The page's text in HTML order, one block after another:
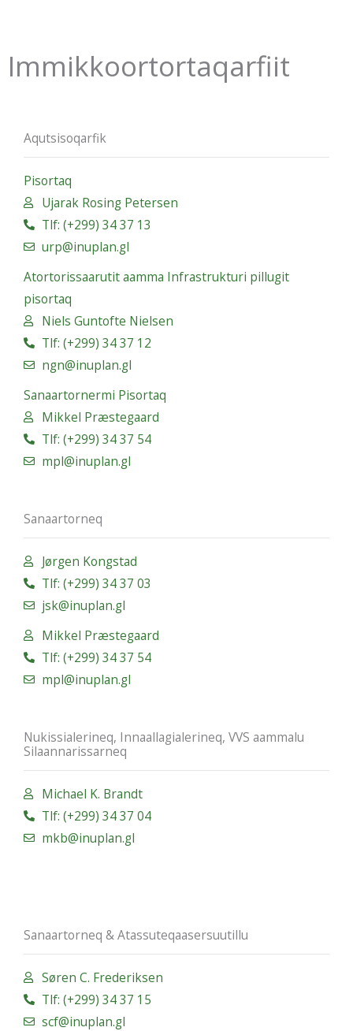
Immikkoortortaqarfiit
Aqutsisoqarfik
Pisortaq
Ujarak Rosing Petersen
Tlf: (+299) 34 37 13
urp@inuplan.gl
Atortorissaarutit aamma Infrastrukturi pillugit
pisortaq
Niels Guntofte Nielsen
Tlf: (+299) 34 37 12
ngn@inuplan.gl
Sanaartornermi Pisortaq
Mikkel Præstegaard
Tlf: (+299) 34 37 54
mpl@inuplan.gl
Sanaartorneq
Jørgen Kongstad
Tlf: (+299) 34 37 03
jsk@inuplan.gl
Mikkel Præstegaard
Tlf: (+299) 34 37 54
mpl@inuplan.gl
Nukissialerineq, Innaallagialerineq, VVS aammalu
Silaannarissarneq
Michael K. Brandt
Tlf: (+299) 34 37 04
mkb@inuplan.gl
Sanaartorneq & Atassuteqaasersuutillu
Søren C. Frederiksen
Tlf: (+299) 34 37 15
scf@inuplan.gl